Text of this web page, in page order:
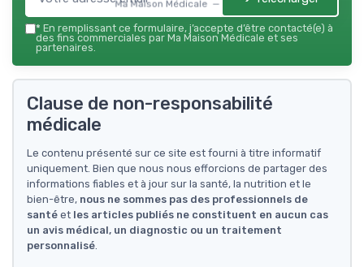
Ma Maison Médicale — 2026
* En remplissant ce formulaire, j’accepte d’être contacté(e) à
des fins commerciales par Ma Maison Médicale et ses
partenaires.
Clause de non-responsabilité
médicale
Le contenu présenté sur ce site est fourni à titre informatif
uniquement. Bien que nous nous efforcions de partager des
informations fiables et à jour sur la santé, la nutrition et le
bien-être, nous ne sommes pas des professionnels de
santé et les articles publiés ne constituent en aucun cas
un avis médical, un diagnostic ou un traitement
personnalisé.